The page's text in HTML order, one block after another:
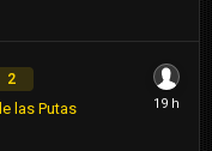
2
las Putas